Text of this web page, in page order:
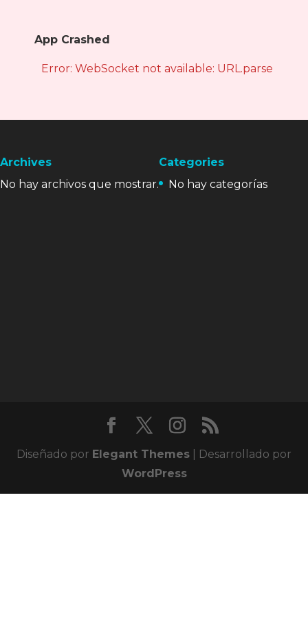
App Crashed
Error: WebSocket not available: URL.parse is
Archives
No hay archivos que mostrar.
Categories
No hay categorías
Diseñado por Elegant Themes | Desarrollado por
WordPress